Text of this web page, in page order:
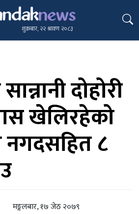
शुक्रबार, २२ श्रावण २०८३
दोहोरी
खेलिरहेको
नगदसहित ८
मङ्गलबार, १७ जेठ २०७९